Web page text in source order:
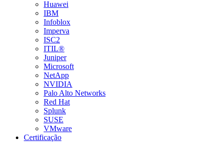
Huawei
IBM
Infoblox
Imperva
ISC2
ITIL®
Juniper
Microsoft
NetApp
NVIDIA
Palo Alto Networks
Red Hat
Splunk
SUSE
VMware
Certificação